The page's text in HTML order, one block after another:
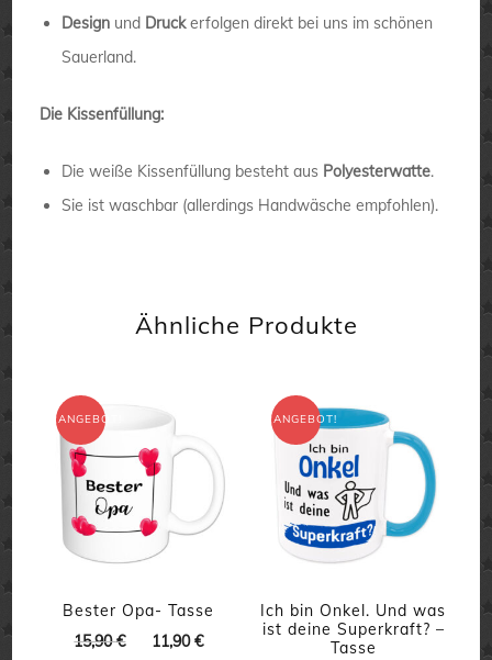
Design und Druckerfolgen direkt bei uns im schönen
Sauerland.
Die Kissenfüllung:
Die weiße Kissenfüllung besteht aus Polyesterwatte.
Sie ist waschbar (allerdings Handwäsche empfohlen).
Ähnliche Produkte
ANGEBOT!
Bester Opa- Tasse
15,90€
Ursprünglicher
11,90€
Aktueller
ANGEBOT!
Ich bin Onkel. Und was
ist deine Superkraft? –
Tasse